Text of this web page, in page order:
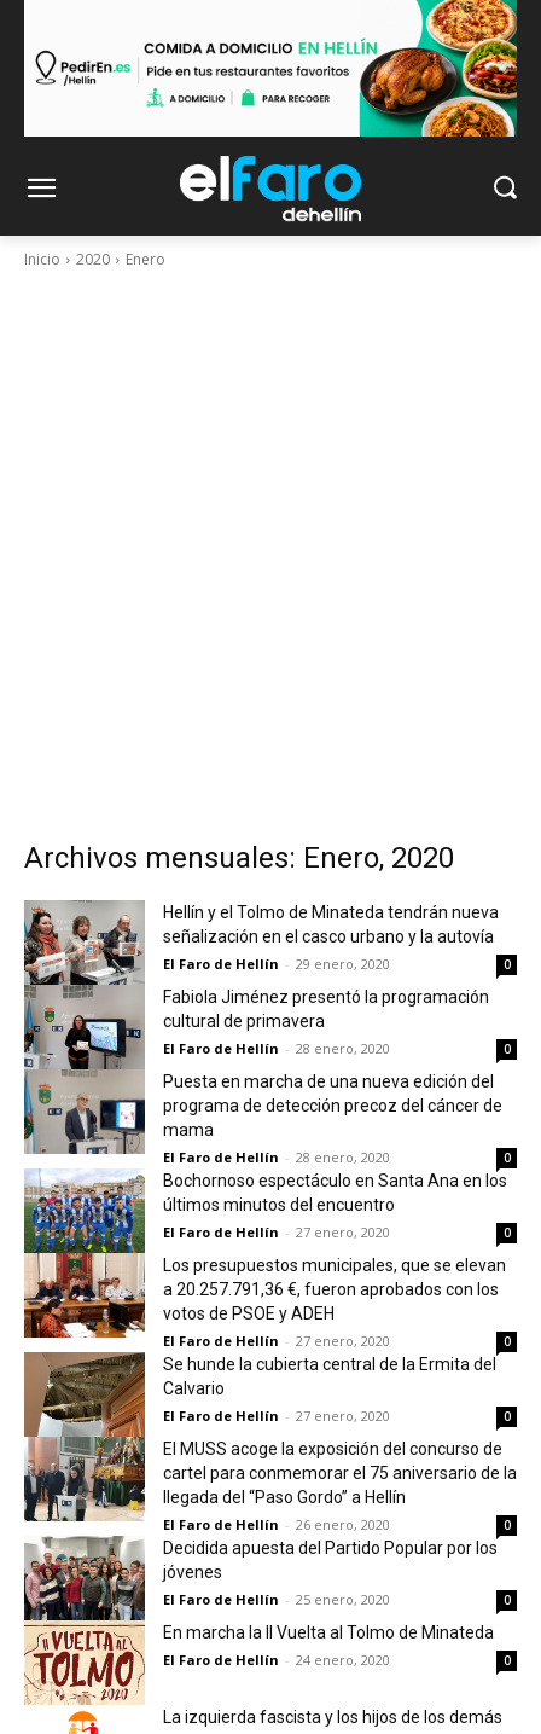
Inicio 2020 Enero
Archivos mensuales: Enero, 2020
Hellín y el Tolmo de Minateda tendrán nueva
señalización en el casco urbano y la autovía
El Faro de Hellín - 29 enero, 2020 0
Fabiola Jiménez presentó la programación
cultural de primavera
El Faro de Hellín - 28 enero, 2020 0
Puesta en marcha de una nueva edición del
programa de detección precoz del cáncer de
mama
El Faro de Hellín - 28 enero, 2020 0
Bochornoso espectáculo en Santa Ana en los
últimos minutos del encuentro
El Faro de Hellín - 27 enero, 2020 0
Los presupuestos municipales, que se elevan
a 20.257.791,36 €, fueron aprobados con los
votos de PSOE y ADEH
El Faro de Hellín - 27 enero, 2020 0
Se hunde la cubierta central de la Ermita del
Calvario
El Faro de Hellín - 27 enero, 2020 0
El MUSS acoge la exposición del concurso de
cartel para conmemorar el 75 aniversario de la
llegada del “Paso Gordo” a Hellín
El Faro de Hellín - 26 enero, 2020 0
Decidida apuesta del Partido Popular por los
jóvenes
El Faro de Hellín - 25 enero, 2020 0
En marcha la II Vuelta al Tolmo de Minateda
El Faro de Hellín - 24 enero, 2020 0
La izquierda fascista y los hijos de los demás